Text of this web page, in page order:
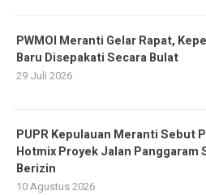
PWMOI Meranti Gelar Rapat,
Baru Disepakati Secara Bulat
29 Juli 2026
PUPR Kepulauan Meranti Sebut
Hotmix Proyek Jalan Panggaram
Berizin
10 Agustus 2026